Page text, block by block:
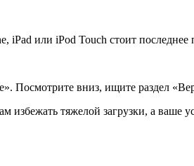
iPad или iPod Touch стоит
Посмотрите вниз, ищите раздел
тяжелой загрузки, а ваше